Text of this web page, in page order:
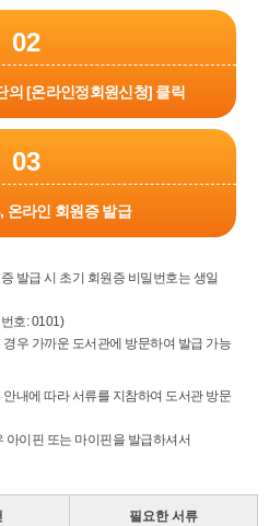
02
의 [온라인정회원신청] 클릭
03
온라인 회원증 발급
발급 시 초기 회원증 비밀번호는 생일
호: 0101)
우 가까운 도서관에 방문하여 발급 가능
내에 따라 서류를 지참하여 도서관 방문
이핀 또는 마이핀을 발급하셔서
필요한 서류